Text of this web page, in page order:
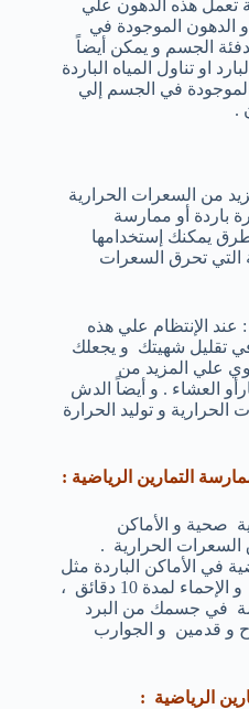
تعمل هذه الدهون علي
الدهون الموجودة في
تدفئة الجسم و يمكن أيضاً
او تناول المياه الباردة
الموجودة في الجسم إلي
.
من السعرات الحرارية
باردة أو ممارسة
طرق يمكنك إستخدامها
التي تحرق السعرات
عند الإنتظام علي هذه
تقليل شهيتك و يجعلك
علي المزيد من
العشاء . و أيضاً الدش
و توليد الحرارة
التمارين الرياضية :
صحية و الأماكن
الحرارية .
في الأماكن الباردة مثل
ركوب الدراجات أو المشي السريع و الإحماء لمدة 10 دقائق ،
في جسمك من البرد
و قدمين و الجوارب
الرياضية :